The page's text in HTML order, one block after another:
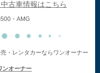
古車情報はこちら
・AMG
・レンタカーならワンオーナー
ンオーナー